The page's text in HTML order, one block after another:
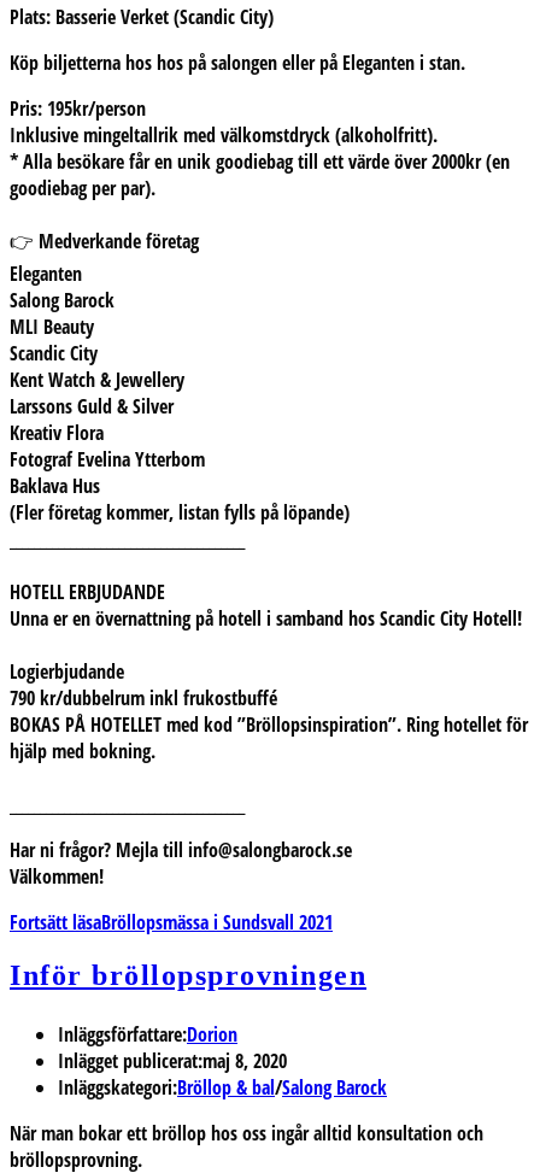
Plats: Basserie Verket (Scandic City)
Köp biljetterna hos hos på salongen eller på Eleganten i stan.
Pris: 195kr/person
Inklusive mingeltallrik med välkomstdryck (alkoholfritt).
* Alla besökare får en unik goodiebag till ett värde över 2000kr (en
goodiebag per par).
👉 Medverkande företag
Eleganten
Salong Barock
MLI Beauty
Scandic City
Kent Watch & Jewellery
Larssons Guld & Silver
Kreativ Flora
Fotograf Evelina Ytterbom
Baklava Hus
(Fler företag kommer, listan fylls på löpande)
HOTELL ERBJUDANDE
Unna er en övernattning på hotell i samband hos Scandic City Hotell!
Logierbjudande
790 kr/dubbelrum inkl frukostbuffé
BOKAS PÅ HOTELLET med kod ”Bröllopsinspiration”. Ring hotellet för
hjälp med bokning.
Har ni frågor? Mejla till info@salongbarock.se
Välkommen!
Fortsätt läsaBröllopsmässa i Sundsvall 2021
Inför bröllopsprovningen
Inläggsförfattare:Dorion
Inlägget publicerat:maj 8, 2020
Inläggskategori:Bröllop & bal/Salong Barock
När man bokar ett bröllop hos oss ingår alltid konsultation och
bröllopsprovning.